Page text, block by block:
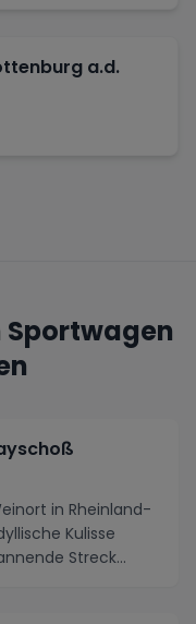
a.d.
in Rheinland-
Kulisse
Streck...